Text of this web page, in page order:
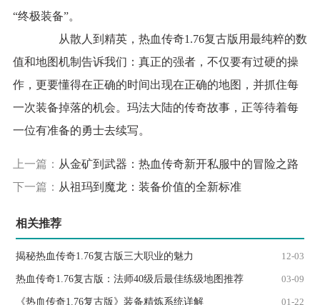
“终极装备”。
从散人到精英，热血传奇1.76复古版用最纯粹的数
值和地图机制告诉我们：真正的强者，不仅要有过硬的操
作，更要懂得在正确的时间出现在正确的地图，并抓住每
一次装备掉落的机会。玛法大陆的传奇故事，正等待着每
一位有准备的勇士去续写。
上一篇： 从金矿到武器：热血传奇新开私服中的冒险之路
下一篇： 从祖玛到魔龙：装备价值的全新标准
相关推荐
12-03
揭秘热血传奇1.76复古版三大职业的魅力
03-09
热血传奇1.76复古版：法师40级后最佳练级地图推荐
01-22
《热血传奇1.76复古版》装备精炼系统详解